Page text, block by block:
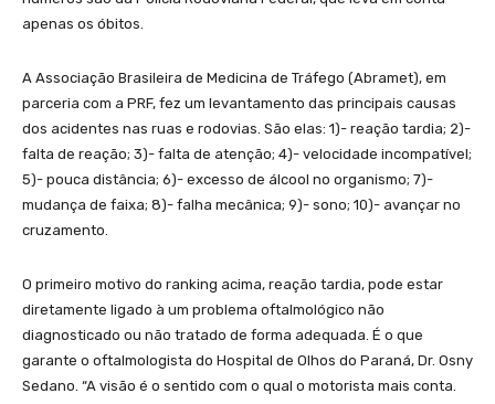
apenas os óbitos.
A Associação Brasileira de Medicina de Tráfego (Abramet), em
parceria com a PRF, fez um levantamento das principais causas
dos acidentes nas ruas e rodovias. São elas: 1)- reação tardia; 2)-
falta de reação; 3)- falta de atenção; 4)- velocidade incompatível;
5)- pouca distância; 6)- excesso de álcool no organismo; 7)-
mudança de faixa; 8)- falha mecânica; 9)- sono; 10)- avançar no
cruzamento.
O primeiro motivo do ranking acima, reação tardia, pode estar
diretamente ligado à um problema oftalmológico não
diagnosticado ou não tratado de forma adequada. É o que
garante o oftalmologista do Hospital de Olhos do Paraná, Dr. Osny
Sedano. “A visão é o sentido com o qual o motorista mais conta.